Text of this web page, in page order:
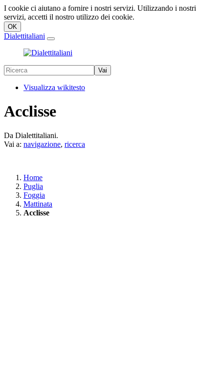
I cookie ci aiutano a fornire i nostri servizi. Utilizzando i nostri
servizi, accetti il nostro utilizzo dei cookie.
Dialettitaliani
Visualizza wikitesto
Acclisse
Da Dialettitaliani.
Vai a: navigazione, ricerca
Home
Puglia
Foggia
Mattinata
Acclisse